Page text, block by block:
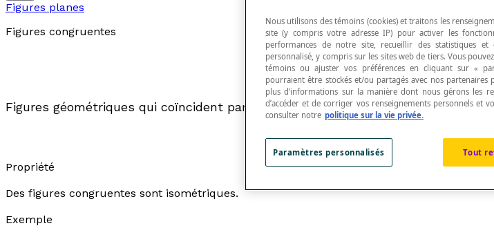
Figures planes
Figures congruentes
Figures géométriques qui coïncident parfaitement quand on les superpose par
Propriété
Des figures congruentes sont isométriques.
Exemple
Nous utilisons des témoins (cookies) et traitons les
site (y compris votre adresse IP) pour activer les
performances de notre site, recueillir des statistiques
personnalisé, y compris sur les sites web de tiers. Vous
témoins ou ajuster vos préférences en cliquant sur «
pourraient être stockés et/ou partagés avec nos
plus d’informations sur la manière dont nous gérons les
d’accéder et de corriger vos renseignements personnels et
consulter notre politique sur la vie privée.
Tout
Paramètres personnalisés